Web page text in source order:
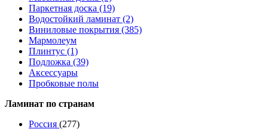
Паркетная доска (19)
Водостойкий ламинат (2)
Виниловые покрытия (385)
Мармолеум
Плинтус (1)
Подложка (39)
Аксессуары
Пробковые полы
Ламинат по странам
Россия (277)